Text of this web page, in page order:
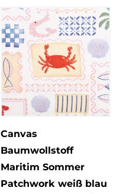
Canvas
Baumwollstoff
Maritim Sommer
Patchwork weiß blau